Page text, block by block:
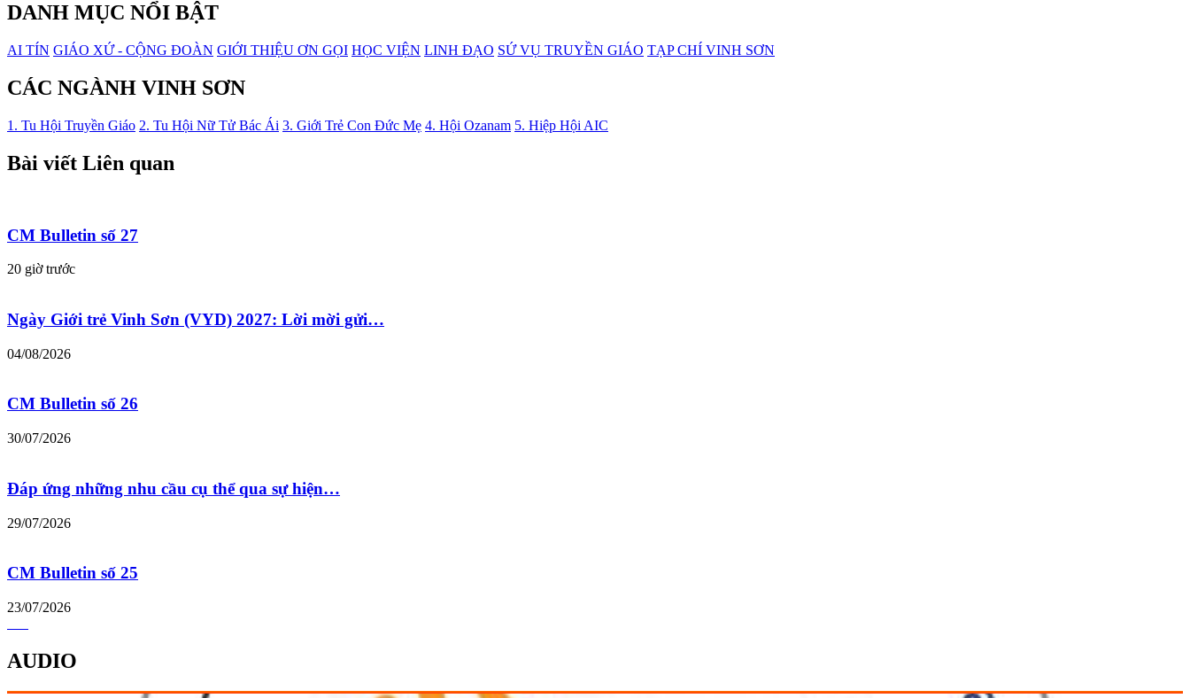
DANH MỤC NỔI BẬT
AI TÍN GIÁO XỨ - CỘNG ĐOÀN GIỚI THIỆU ƠN GỌI HỌC VIỆN LINH ĐẠO SỨ VỤ TRUYỀN GIÁO TẠP CHÍ VINH SƠN
CÁC NGÀNH VINH SƠN
1. Tu Hội Truyền Giáo 2. Tu Hội Nữ Tử Bác Ái 3. Giới Trẻ Con Đức Mẹ 4. Hội Ozanam 5. Hiệp Hội AIC
Bài viết Liên quan
CM Bulletin số 27
20 giờ trước
Ngày Giới trẻ Vinh Sơn (VYD) 2027: Lời mời gửi…
04/08/2026
CM Bulletin số 26
30/07/2026
Đáp ứng những nhu cầu cụ thể qua sự hiện…
29/07/2026
CM Bulletin số 25
23/07/2026
AUDIO